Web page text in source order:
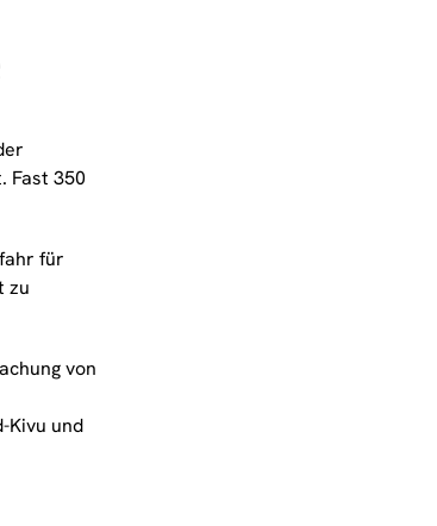
Fast 350
für
zu
von
Kivu und